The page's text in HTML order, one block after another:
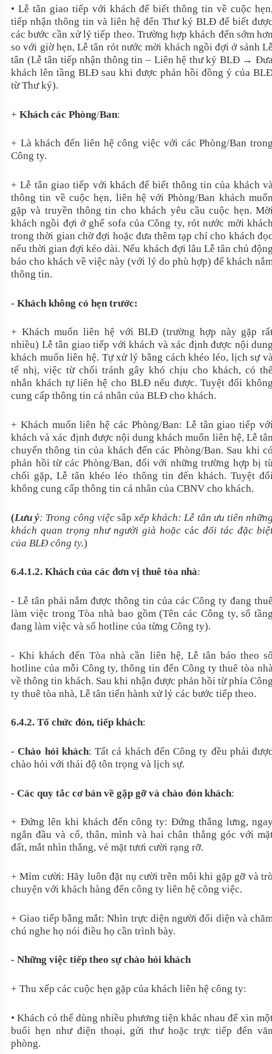
• Lễ tân giao tiếp với khách để biết thông tin về cuộc
tiếp nhận thông tin và liên hệ đến Thư ký BLĐ để biết
các bước cần xử lý tiếp theo. Trường hợp khách đến sớm
so với giờ hẹn, Lễ tân rót nước mời khách ngồi đợi ở sảnh
tân (Lễ tân tiếp nhận thông tin – Liên hệ thư ký BLĐ →
khách lên tầng BLĐ sau khi được phản hồi đồng ý của
từ Thư ký).
+ Khách các Phòng/Ban:
+ Là khách đến liên hệ công việc với các Phòng/Ban
Công ty.
+ Lễ tân giao tiếp với khách để biết thông tin của khách
thông tin về cuộc hẹn, liên hệ với Phòng/Ban khách
gặp và truyền thông tin cho khách yêu cầu cuộc hẹn.
khách ngồi đợi ở ghế sofa của Công ty, rót nước mời
trong thời gian chờ đợi hoặc đưa thêm tạp chí cho khách
nếu thời gian đợi kéo dài. Nếu khách đợi lâu Lễ tân chủ
báo cho khách về việc này (với lý do phù hợp) để khách
thông tin.
- Khách không có hẹn trước:
+ Khách muốn liên hệ với BLĐ (trường hợp này gặp
nhiều) Lễ tân giao tiếp với khách và xác định được nội
khách muốn liên hệ. Tự xử lý bằng cách khéo léo, lịch sự
tế nhị, việc từ chối tránh gây khó chịu cho khách, có
nhắn khách tự liên hệ cho BLĐ nếu được. Tuyệt đối
cung cấp thông tin cá nhân của BLĐ cho khách.
+ Khách muốn liên hệ các Phòng/Ban: Lễ tân giao tiếp
khách và xác định được nội dung khách muốn liên hệ, Lễ
chuyển thông tin của khách đến các Phòng/Ban. Sau khi
phản hồi từ các Phòng/Ban, đối với những trường hợp bị
chối gặp, Lễ tân khéo léo thông tin đến khách. Tuyệt
không cung cấp thông tin cá nhân của CBNV cho khách.
(Lưu ý: Trong công việc sắpxếp khách: Lễ tân ưu tiên
khách quan trọng như người già hoặc các đối tác đặc
của BLĐ công ty.)
6.4.1.2. Khách của các đơn vị thuê tòa nhà:
- Lễ tân phải nắm được thông tin của các Công ty đang
làm việc trong Tòa nhà bao gồm (Tên các Công ty, số
đang làm việc và số hotline của từng Công ty).
- Khi khách đến Tòa nhà cần liên hệ, Lễ tân báo theo
hotline của mỗi Công ty, thông tin đến Công ty thuê tòa
về thông tin khách. Sau khi nhận được phản hồi từ phía
ty thuê tòa nhà, Lễ tân tiến hành xử lý các bước tiếp theo.
6.4.2. Tổ chức đón, tiếp khách:
- Chào hỏi khách: Tất cả khách đến Công ty đều phải
chào hỏi với thái độ tôn trọng và lịch sự.
- Các quy tắc cơ bản về gặp gỡ và chào đón khách:
+ Đứng lên khi khách đến công ty: Đứng thẳng lưng,
ngắn đầu và cổ, thân, mình và hai chân thẳng góc với
đất, mắt nhìn thẳng, vẻ mặt tươi cười rạng rỡ.
+ Mỉm cười: Hãy luôn đặt nụ cười trên môi khi gặp gỡ và
chuyện với khách hàng đến công ty liên hệ công việc.
+ Giao tiếp bằng mắt: Nhìn trực diện người đối diện và
chú nghe họ nói điều họ cần trình bày.
- Những việc tiếp theo sự chào hỏi khách
+ Thu xếp các cuộc hẹn gặp của khách liên hệ công ty:
• Khách có thể dùng nhiều phương tiện khác nhau để xin
buổi hẹn như điện thoại, gửi thư hoặc trực tiếp đến
phòng.